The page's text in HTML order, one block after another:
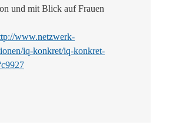
und mit Blick auf Frauen
www.netzwerk-
iq-konkret/iq-konkret-